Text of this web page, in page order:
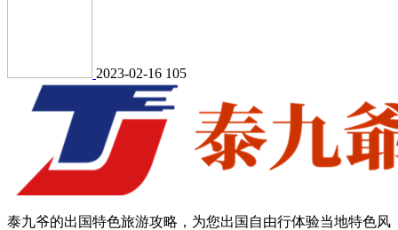
2023-02-16 105
泰九爷的出国特色旅游攻略，为您出国自由行体验当地特色风